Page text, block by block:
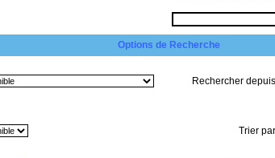
Options de Recherche
Rechercher
Trier